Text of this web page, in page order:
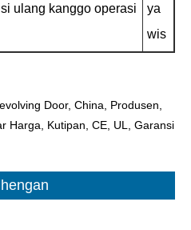
ulang kanggo operasi
ya
wis
Door, China, Produsen,
Harga, Kutipan, CE, UL, Garansi